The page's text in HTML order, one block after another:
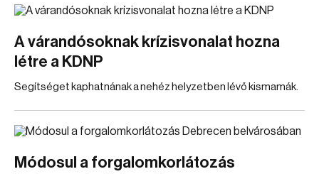
A várandósoknak krízisvonalat hozna
létre a KDNP
Segítséget kaphatnának a nehéz helyzetben lévő kismamák.
Módosul a forgalomkorlátozás